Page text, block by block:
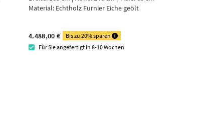
Material: Echtholz Furnier Eiche geölt
4.488,00 €
Bis zu 20% sparen
Für Sie angefertigt in 8-10 Wochen